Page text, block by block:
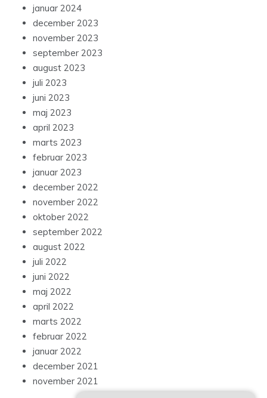
januar 2024
december 2023
november 2023
september 2023
august 2023
juli 2023
juni 2023
maj 2023
april 2023
marts 2023
februar 2023
januar 2023
december 2022
november 2022
oktober 2022
september 2022
august 2022
juli 2022
juni 2022
maj 2022
april 2022
marts 2022
februar 2022
januar 2022
december 2021
november 2021